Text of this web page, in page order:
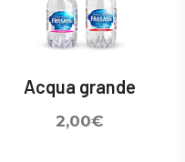
Acqua grande
2,00€